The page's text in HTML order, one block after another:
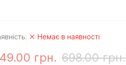
Немає в наявності
грн. 698.00 грн.